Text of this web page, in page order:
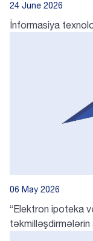
24 June 2026
İnformasiya
06 May 2026
“Elektron ipoteka
təkmilləşdirmələrin